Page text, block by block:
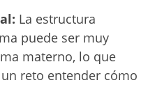
La estructura
puede ser muy
materno, lo que
reto entender cómo